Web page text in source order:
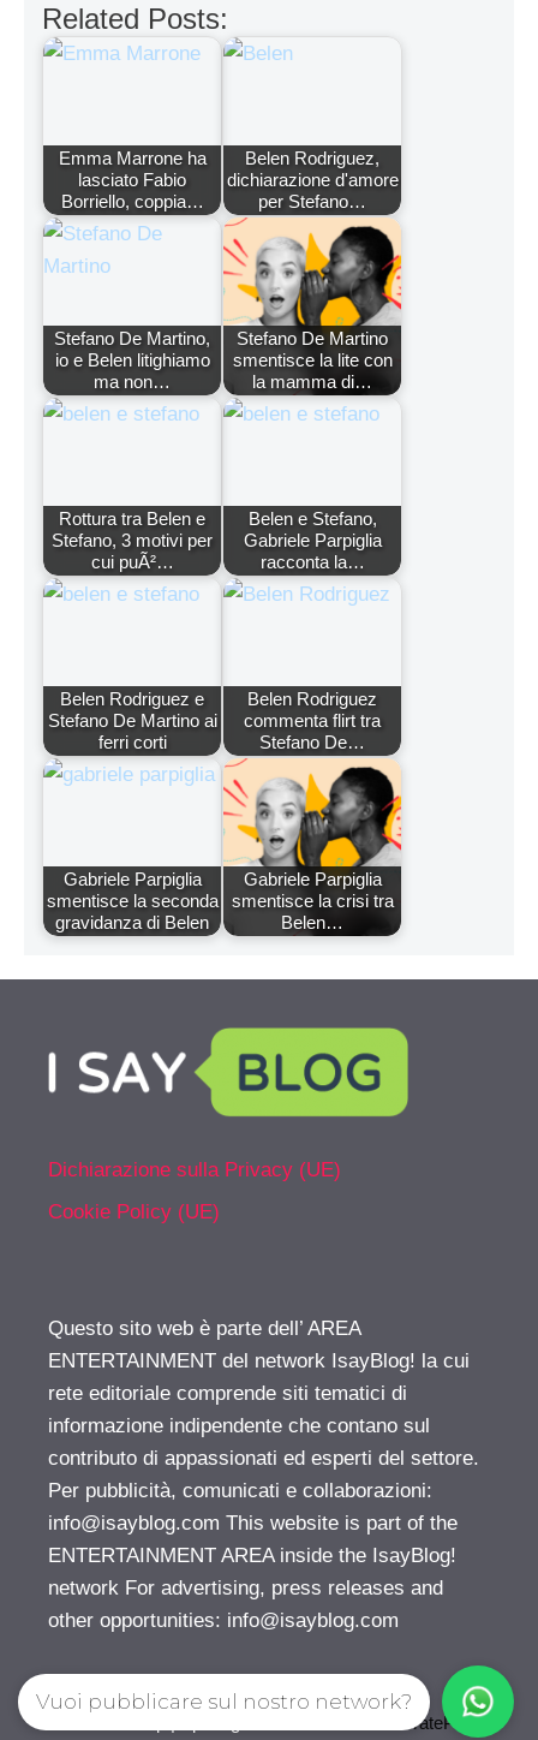
Related Posts:
Emma Marrone ha
lasciato Fabio
Borriello, coppia…
Belen Rodriguez,
dichiarazione d'amore
per Stefano…
Stefano De Martino,
io e Belen litighiamo
ma non…
Stefano De Martino
smentisce la lite con
la mamma di…
Rottura tra Belen e
Stefano, 3 motivi per
cui puÃ²…
Belen e Stefano,
Gabriele Parpiglia
racconta la…
Belen Rodriguez e
Stefano De Martino ai
ferri corti
Belen Rodriguez
commenta flirt tra
Stefano De…
Gabriele Parpiglia
smentisce la seconda
gravidanza di Belen
Gabriele Parpiglia
smentisce la crisi tra
Belen…
Dichiarazione sulla Privacy (UE)
Cookie Policy (UE)
Questo sito web è parte dell’ AREA
ENTERTAINMENT del network IsayBlog! la cui
rete editoriale comprende siti tematici di
informazione indipendente che contano sul
contributo di appassionati ed esperti del settore.
Per pubblicità, comunicati e collaborazioni:
info@isayblog.com This website is part of the
ENTERTAINMENT AREA inside the IsayBlog!
network For advertising, press releases and
other opportunities: info@isayblog.com
GeneratePress
Vuoi pubblicare sul nostro network?